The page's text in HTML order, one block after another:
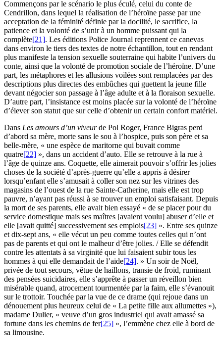
Commençons par le scénario le plus éculé, celui du conte de
Cendrillon, dans lequel la réalisation de l’héroïne passe par une
acceptation de la féminité définie par la docilité, le sacrifice, la
patience et la volonté de s’unir à un homme puissant qui la
complète[21]. Les éditions Police Journal reprennent ce canevas
dans environ le tiers des textes de notre échantillon, tout en rendant
plus manifeste la tension sexuelle souterraine qui habite l’univers du
conte, ainsi que la volonté de promotion sociale de l’héroïne. D’une
part, les métaphores et les allusions voilées sont remplacées par des
descriptions plus directes des embûches qui guettent la jeune fille
devant négocier son passage à l’âge adulte et à la floraison sexuelle.
D’autre part, l’insistance est moins placée sur la volonté de l’héroïne
d’élever son statut que sur celle d’obtenir un certain confort matériel.
Dans Les amours d’un viveurde Pol Roger, France Bigras perd
d’abord sa mère, morte sans le sou à l’hospice, puis son père et sa
belle-mère, « une espèce de maritorne qui buvait comme
quatre[22] », dans un accident d’auto. Elle se retrouve à la rue à
l’âge de quinze ans. Coquette, elle aimerait pouvoir s’offrir les jolies
choses de la société d’après-guerre qu’elle a appris à désirer
lorsqu’enfant elle s’amusait à coller son nez sur les vitrines des
magasins de l’ouest de la rue Sainte-Catherine, mais elle est trop
pauvre, n’ayant pas réussi à se trouver un emploi satisfaisant. Depuis
la mort de ses parents, elle avait bien essayé « de se placer pour du
service domestique mais ses maîtres [avaient voulu] abuser d’elle et
elle [avait quitté] successivement ses emplois[23] ». Entre ses quinze
et dix-sept ans, « elle vécut un peu comme toutes celles qui n’ont
pas de parents et qui ont le malheur d’être jolies. / Elle se défendit
contre les attentats à sa virginité que lui faisaient subir tous les
hommes à qui elle demandait de l’aide[24]. » Un soir de Noël,
privée de tout secours, vêtue de haillons, transie de froid, ruminant
des pensées suicidaires, elle s’apprête à passer un réveillon bien
misérable quand, atrocement tourmentée par la faim, elle s’évanouit
sur le trottoir. Touchée par la vue de ce drame (qui rejoue dans un
dénouement plus heureux celui de « La petite fille aux allumettes »),
madame Dulier, « veuve d’un gros industriel qui avait amassé sa
fortune dans les chemins de fer[25] », l’emmène chez elle à bord de
sa limousine.